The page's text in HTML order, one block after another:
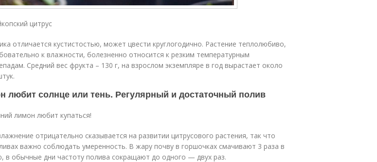
цитрус
отличается кустистостью, может цвести круглогодично. Растение теплолюбиво,
к влажности, болезненно относится к резким температурным
Средний вес фрукта – 130 г, на взрослом экземпляре в год вырастает около
любит солнце или тень. Регулярный и достаточный полив
лимон любит купаться!
отрицательно сказывается на развитии цитрусового растения, так что
важно соблюдать умеренность. В жару почву в горшочках смачивают 3 раза в
в обычные дни частоту полива сокращают до одного — двух раз.